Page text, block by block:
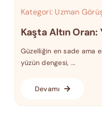
Kategori: Uzman
Kaşta Altın Oran:
Güzelliğin en sade ama
yüzün dengesi, ...
Devamı